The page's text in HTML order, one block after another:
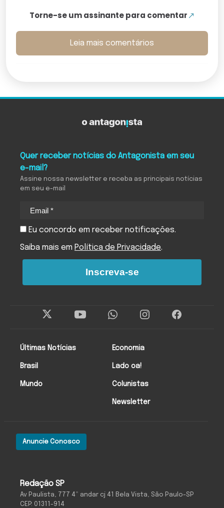
Torne-se um assinante para comentar
Leia mais comentários
Redação SP
Av Paulista, 777 4º andar cj 41 Bela Vista, São Paulo-SP
CEP: 01311-914
Anuncie Conosco
Últimas Notícias
Brasil
Mundo
Economia
Lado oa!
Colunistas
Newsletter
Quer receber notícias do Antagonista em seu
e-mail?
Assine nossa newsletter e receba as principais notícias
em seu e-mail
Eu concordo em receber notificações.
Saiba mais em Política de Privacidade.
Inscreva-se